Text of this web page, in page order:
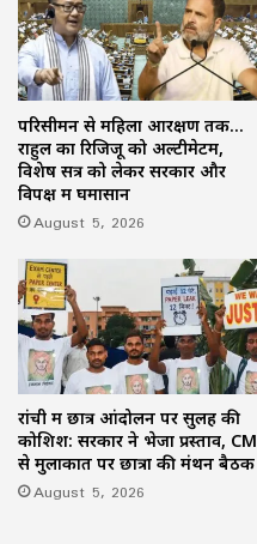
परिसीमन से महिला आरक्षण तक…
राहुल का रिजिजू को अल्टीमेटम,
विशेष सत्र को लेकर सरकार और
विपक्ष में घमासान
August 5, 2026
रांची में छात्र आंदोलन पर सुलह की
कोशिश: सरकार ने भेजा प्रस्ताव, CM
से मुलाकात पर छात्रों की मंथन बैठक
August 5, 2026